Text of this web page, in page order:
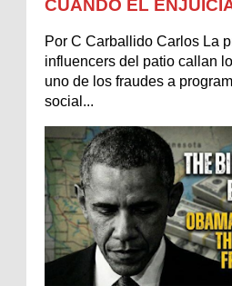
CUÁNDO EL
Por C Carballido Carlos La
influencers del patio callan
uno de los fraudes a
social...